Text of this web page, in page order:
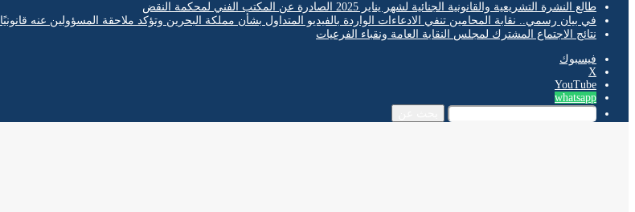
طالع النشرة التشريعية والقانونية الجنائية لشهر يناير 2025 الصادرة عن المكتب الفني لمحكمة النقض
في بيان رسمي.. نقابة المحامين تنفي الادعاءات الواردة بالفيديو المتداول بشأن مملكة البحرين وتؤكد ملاحقة المسؤولين عنه قانونيًا
نتائج الاجتماع المشترك لمجلس النقابة العامة ونقباء الفرعيات
فيسبوك
‫X
‫YouTube
whatsapp